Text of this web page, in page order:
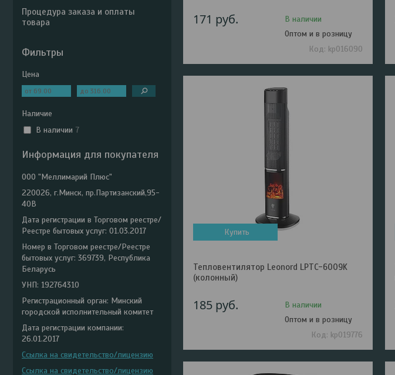
171 руб.
В наличии
Оптом и в розницу
kp016090
Купить
Тепловентилятор Leonord LPTC-6009K
(колонный)
185 руб.
В наличии
Оптом и в розницу
kp019776
Процедура заказа и оплаты
товара
Фильтры
Цена
Наличие
В наличии 7
Информация для покупателя
ООО "Меллимарий Плюс"
220026, г.Минск, пр.Партизанский,95-
40В
Дата регистрации в Торговом реестре/
Реестре бытовых услуг: 01.03.2017
Номер в Торговом реестре/Реестре
бытовых услуг: 369739, Республика
Беларусь
УНП: 192764310
Регистрационный орган: Минский
городской исполнительный комитет
Дата регистрации компании:
26.01.2017
Ссылка на свидетельство/лицензию
Ссылка на свидетельство/лицензию